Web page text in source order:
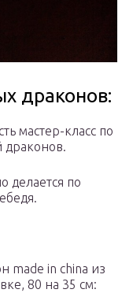
драконов:
мастер-класс по
драконов.
делается по
made in china из
80 на 35 см: